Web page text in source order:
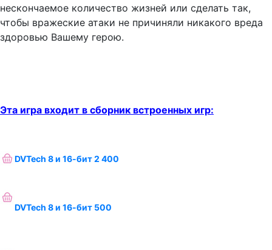
нескончаемое количество жизней или сделать так,
чтобы вражеские атаки не причиняли никакого вреда
здоровью Вашему герою.
Эта игра входит в сборник встроенных игр:
DVTech 8 и 16-бит 2 400
DVTech 8 и 16-бит 500